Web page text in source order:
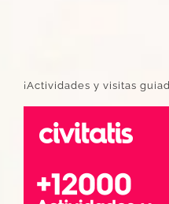
¡Actividades y visitas